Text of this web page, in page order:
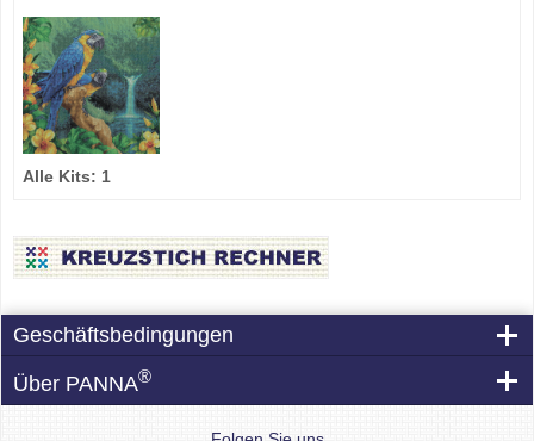
Alle Kits: 1
Geschäftsbedingungen
Über PANNA®